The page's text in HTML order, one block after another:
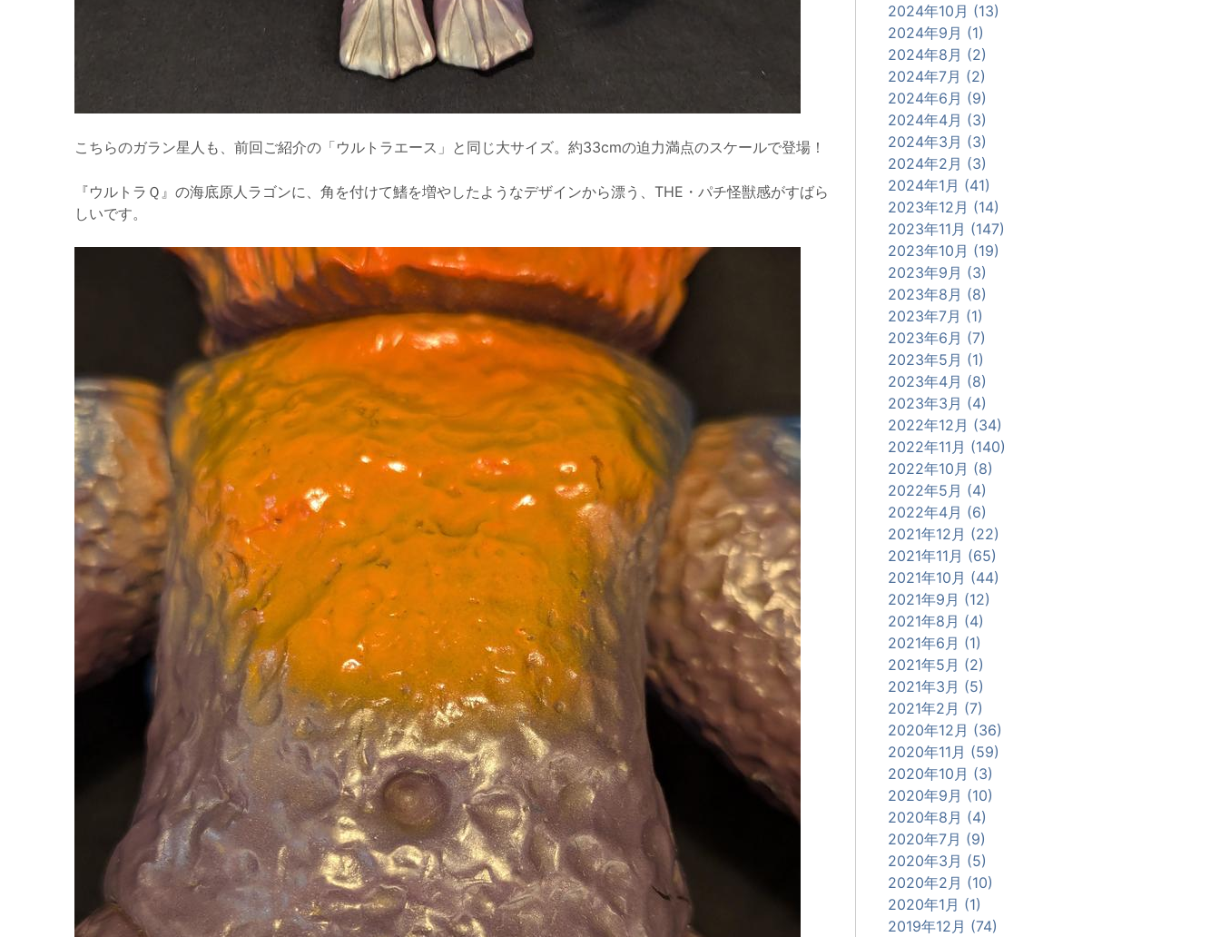
こちらのガラン星人も、前回ご紹介の「ウルトラエース」と同じ大サイズ。約33cmの迫力満点のスケールで登場！
『ウルトラＱ』の海底原人ラゴンに、角を付けて鰭を増やしたようなデザインから漂う、THE・パチ怪獣感がすばら
しいです。
2024年10月 (13)
2024年9月 (1)
2024年8月 (2)
2024年7月 (2)
2024年6月 (9)
2024年4月 (3)
2024年3月 (3)
2024年2月 (3)
2024年1月 (41)
2023年12月 (14)
2023年11月 (147)
2023年10月 (19)
2023年9月 (3)
2023年8月 (8)
2023年7月 (1)
2023年6月 (7)
2023年5月 (1)
2023年4月 (8)
2023年3月 (4)
2022年12月 (34)
2022年11月 (140)
2022年10月 (8)
2022年5月 (4)
2022年4月 (6)
2021年12月 (22)
2021年11月 (65)
2021年10月 (44)
2021年9月 (12)
2021年8月 (4)
2021年6月 (1)
2021年5月 (2)
2021年3月 (5)
2021年2月 (7)
2020年12月 (36)
2020年11月 (59)
2020年10月 (3)
2020年9月 (10)
2020年8月 (4)
2020年7月 (9)
2020年3月 (5)
2020年2月 (10)
2020年1月 (1)
2019年12月 (74)